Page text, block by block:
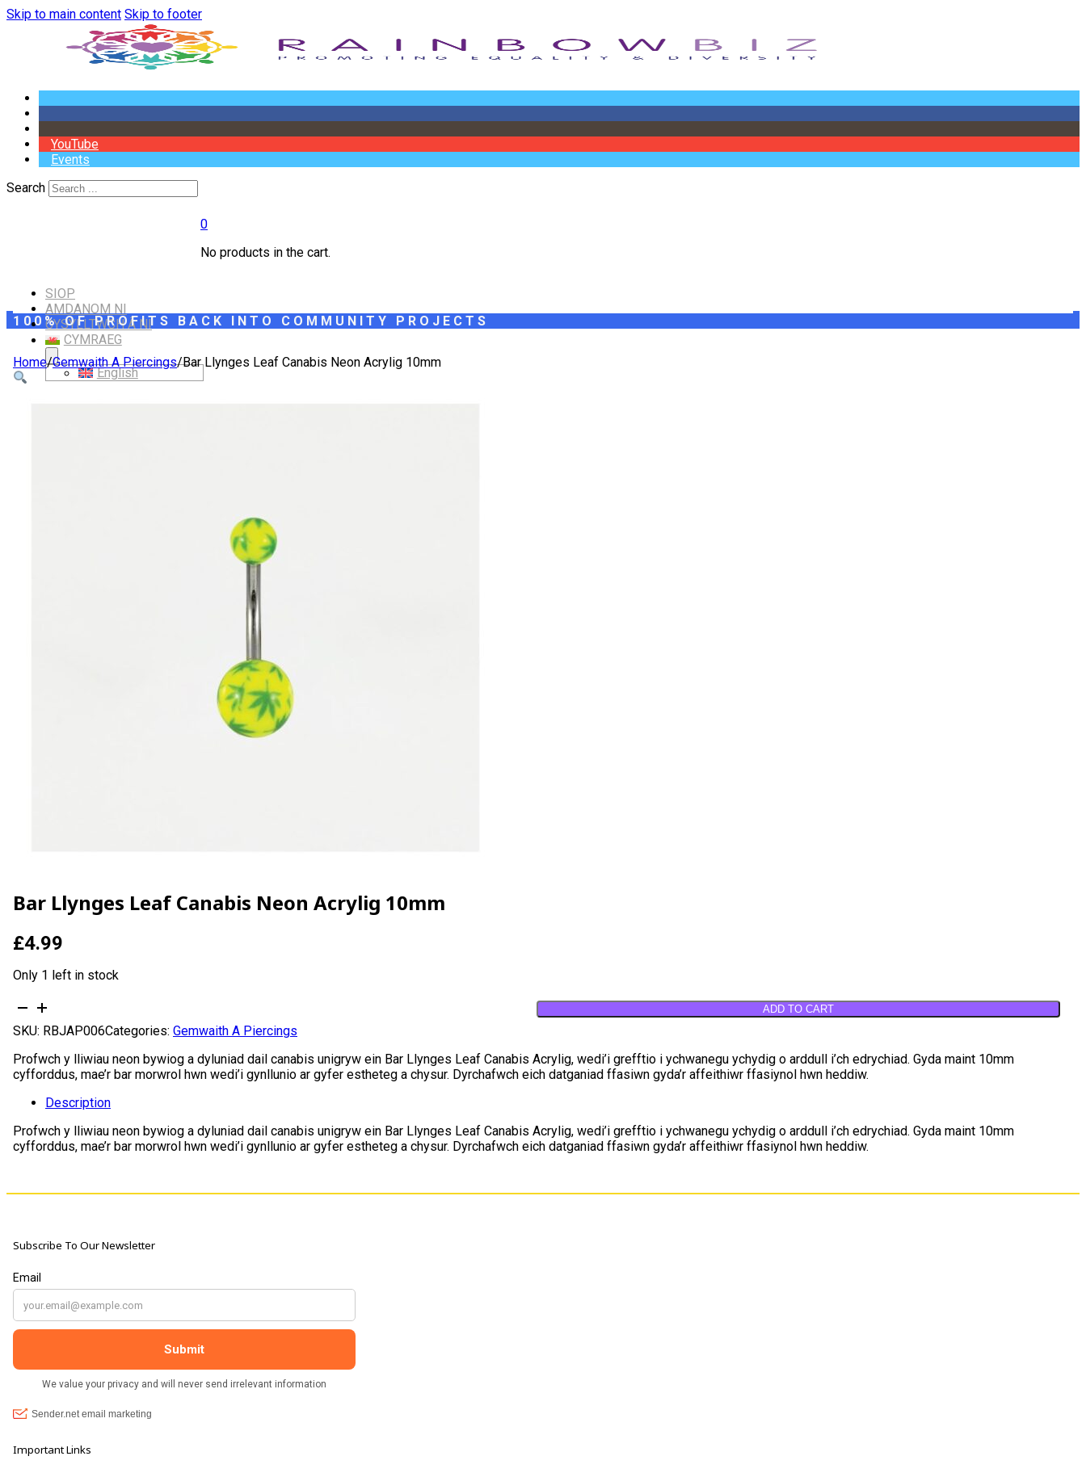
Skip to main content Skip to footer
YouTube
Events
Search
0
No products in the cart.
SIOP
AMDANOM NI
CYSYLLTWCH Â NI
CYMRAEG
English
100% OF PROFITS BACK INTO COMMUNITY PROJECTS
Home/Gemwaith A Piercings/Bar Llynges Leaf Canabis Neon Acrylig 10mm
Bar Llynges Leaf Canabis Neon Acrylig 10mm
£4.99
Only 1 left in stock
Bar
Leaf
Canabis
Neon
Acrylig
10mm
quantity
ADD TO CART
SKU: RBJAP006Categories: Gemwaith A Piercings
Profwch y lliwiau neon bywiog a dyluniad dail canabis unigryw ein Bar Llynges Leaf Canabis Acrylig, wedi’i grefftio i ychwanegu ychydig o arddull i’ch edrychiad. Gyda maint 10mm
cyfforddus, mae’r bar morwrol hwn wedi’i gynllunio ar gyfer estheteg a chysur. Dyrchafwch eich datganiad ffasiwn gyda’r affeithiwr ffasiynol hwn heddiw.
Description
Profwch y lliwiau neon bywiog a dyluniad dail canabis unigryw ein Bar Llynges Leaf Canabis Acrylig, wedi’i grefftio i ychwanegu ychydig o arddull i’ch edrychiad. Gyda maint 10mm
cyfforddus, mae’r bar morwrol hwn wedi’i gynllunio ar gyfer estheteg a chysur. Dyrchafwch eich datganiad ffasiwn gyda’r affeithiwr ffasiynol hwn heddiw.
Subscribe To Our Newsletter
Important Links